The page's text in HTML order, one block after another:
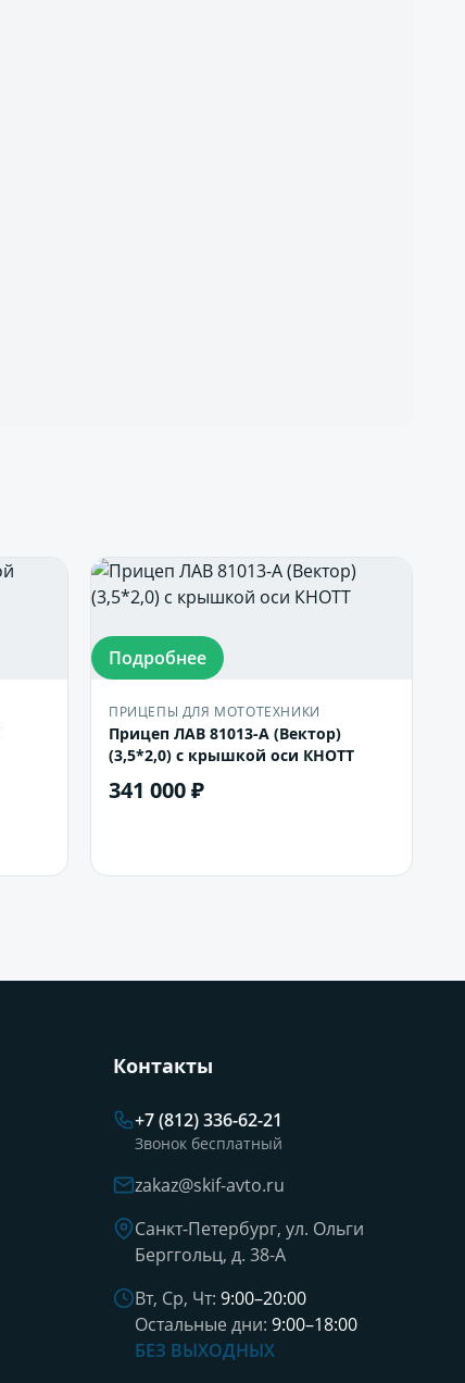
Подробнее
ПРИЦЕПЫ ДЛЯ МОТОТЕХНИКИ
Прицеп ЛАВ 81013-А (Вектор)
(3,5*2,0) с крышкой оси КНОТТ
341 000 ₽
Контакты
+7 (812) 336-62-21
Звонок бесплатный
zakaz@skif-avto.ru
Санкт-Петербург, ул. Ольги
Берггольц, д. 38-А
Вт, Ср, Чт: 9:00–20:00
Остальные дни: 9:00–18:00
БЕЗ ВЫХОДНЫХ